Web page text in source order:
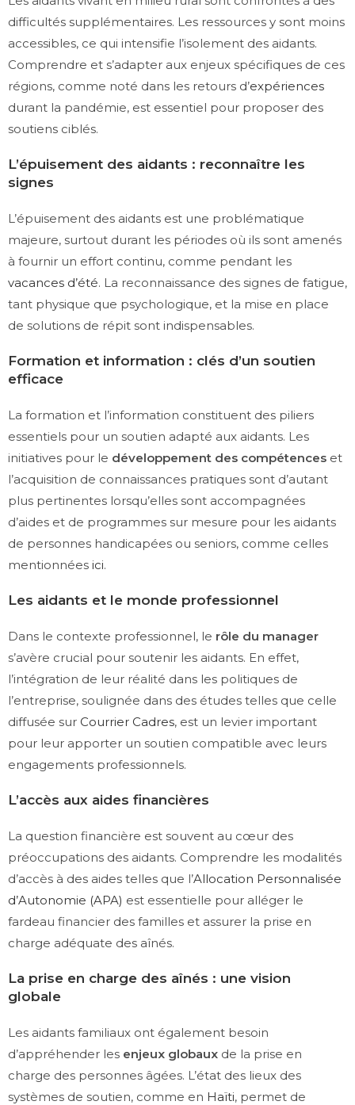
difficultés supplémentaires. Les ressources y sont moins
accessibles, ce qui intensifie l’isolement des aidants.
Comprendre et s’adapter aux enjeux spécifiques de ces
régions, comme noté dans les retours d’expériences
durant la pandémie, est essentiel pour proposer des
soutiens ciblés.
L’épuisement des aidants : reconnaître les
signes
L’épuisement des aidants est une problématique
majeure, surtout durant les périodes où ils sont amenés
à fournir un effort continu, comme pendant les
vacances d’été. La reconnaissance des signes de fatigue,
tant physique que psychologique, et la mise en place
de solutions de répit sont indispensables.
Formation et information : clés d’un soutien
efficace
La formation et l’information constituent des piliers
essentiels pour un soutien adapté aux aidants. Les
initiatives pour le développement des compétences et
l’acquisition de connaissances pratiques sont d’autant
plus pertinentes lorsqu’elles sont accompagnées
d’aides et de programmes sur mesure pour les aidants
de personnes handicapées ou seniors, comme celles
mentionnées ici.
Les aidants et le monde professionnel
Dans le contexte professionnel, le rôle du manager
s’avère crucial pour soutenir les aidants. En effet,
l’intégration de leur réalité dans les politiques de
l’entreprise, soulignée dans des études telles que celle
diffusée sur Courrier Cadres, est un levier important
pour leur apporter un soutien compatible avec leurs
engagements professionnels.
L’accès aux aides financières
La question financière est souvent au cœur des
préoccupations des aidants. Comprendre les modalités
d’accès à des aides telles que l’Allocation Personnalisée
d’Autonomie (APA) est essentielle pour alléger le
fardeau financier des familles et assurer la prise en
charge adéquate des aînés.
La prise en charge des aînés : une vision
globale
Les aidants familiaux ont également besoin
d’appréhender les enjeux globaux de la prise en
charge des personnes âgées. L’état des lieux des
systèmes de soutien, comme en Haïti, permet de